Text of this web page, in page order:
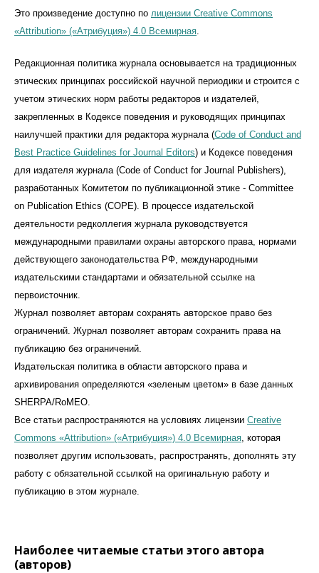
Это произведение доступно по лицензии Creative Commons
«Attribution» («Атрибуция») 4.0 Всемирная
Редакционная политика журнала основывается на традиционных
этических принципах российской научной периодики и строится с
учетом этических норм работы редакторов и издателей,
закрепленных в Кодексе поведения и руководящих принципах
наилучшей практики для редактора журнала (Code of Conduct and
Best Practice Guidelines for Journal Editors) и Кодексе поведения
для издателя журнала (Code of Conduct for Journal Publishers),
разработанных Комитетом по публикационной этике - Committee
on Publication Ethics (COPE). В процессе издательской
деятельности редколлегия журнала руководствуется
международными правилами охраны авторского права, нормами
действующего законодательства РФ, международными
издательскими стандартами и обязательной ссылке на
первоисточник.
Журнал позволяет авторам сохранять авторское право без
ограничений. Журнал позволяет авторам сохранить права на
публикацию без ограничений.
Издательская политика в области авторского права и
архивирования определяются «зеленым цветом» в базе данных
SHERPA/RoMEO.
Все статьи распространяются на условиях лицензии Creative
Commons «Attribution» («Атрибуция») 4.0 Всемирная , которая
позволяет другим использовать, распространять, дополнять эту
работу с обязательной ссылкой на оригинальную работу и
публикацию в этом журналe.
Наиболее читаемые статьи этого автора
(авторов)